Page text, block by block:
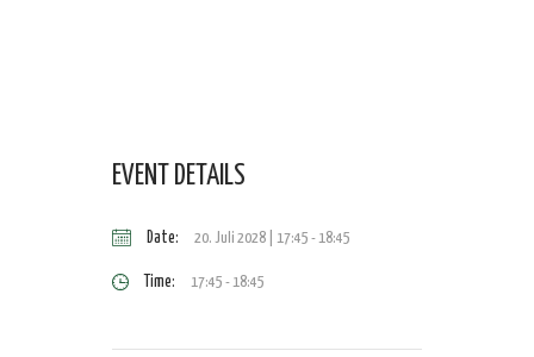
EVENT DETAILS
Date: 20. Juli 2028 | 17:45 -18:45
Time: 17:45 - 18:45